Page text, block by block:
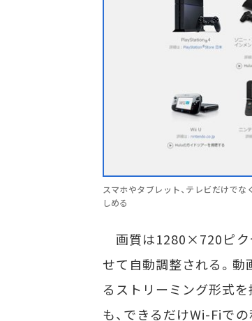
スマホやタブレット、テレビだけで
しめる
画質は1280×720ピク
せて自動調整される。
るストリーミング形式
も、できるだけWi-Fiで